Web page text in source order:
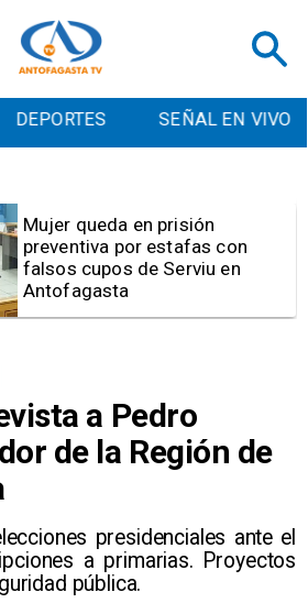
SEÑAL EN VIVO CONTACTO
a Pedro
de la Región de
presidenciales ante el
a primarias. Proyectos
pública.
Mujer queda en prisión
preventiva por estafas con
falsos cupos de Serviu en
Antofagasta